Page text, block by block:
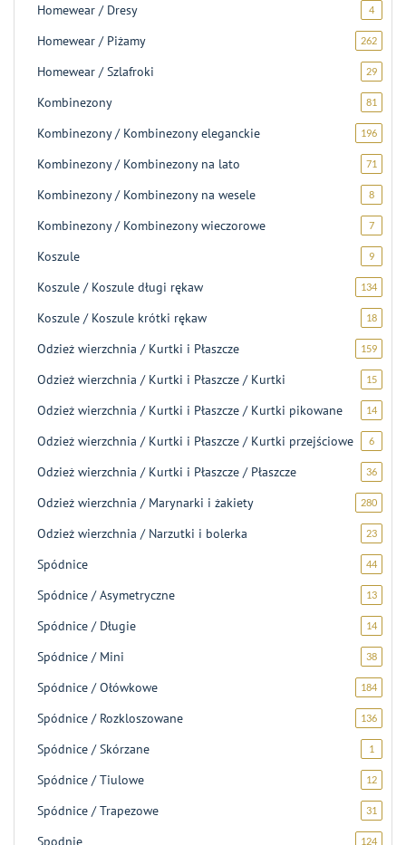
Homewear / Dresy 44
Homewear / Piżamy 262262
Homewear / Szlafroki 2929
Kombinezony 81
Kombinezony / Kombinezony eleganckie 196196
Kombinezony / Kombinezony na lato 71
Kombinezony / Kombinezony na wesele 88
Kombinezony / Kombinezony wieczorowe 77
Koszule 99
Koszule / Koszule długi rękaw 134134
Koszule / Koszule krótki rękaw 1818
Odzież wierzchnia / Kurtki i Płaszcze 159159
Odzież wierzchnia / Kurtki i Płaszcze / Kurtki 1515
Odzież wierzchnia / Kurtki i Płaszcze / Kurtki pikowane 1414
Odzież wierzchnia / Kurtki i Płaszcze / Kurtki przejściowe 66
Odzież wierzchnia / Kurtki i Płaszcze / Płaszcze 3636
Odzież wierzchnia / Marynarki i żakiety 280280
Odzież wierzchnia / Narzutki i bolerka 2323
Spódnice 4444
Spódnice / Asymetryczne 1313
Spódnice / Długie 1414
Spódnice / Mini 3838
Spódnice / Ołówkowe 184184
Spódnice / Rozkloszowane 136136
Spódnice / Skórzane 1
Spódnice / Tiulowe 1212
Spódnice / Trapezowe 31
Spodnie 124124